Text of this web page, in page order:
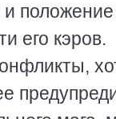
положение
его кэров.